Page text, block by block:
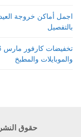
بالتفصيل
والموبايلات والمطبخ
حقوق النشر copyrights 2026 خمس خطوات